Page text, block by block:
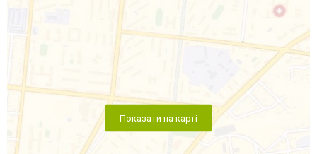
Показати на карті